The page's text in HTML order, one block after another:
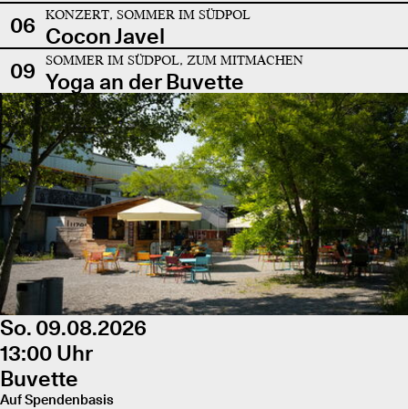
06 KONZERT, SOMMER IM SÜDPOL
Cocon Javel
09
SOMMER IM SÜDPOL, ZUM MITMACHEN
Yoga an der Buvette
So. 09.08.2026
13:00 Uhr
Buvette
Auf Spendenbasis